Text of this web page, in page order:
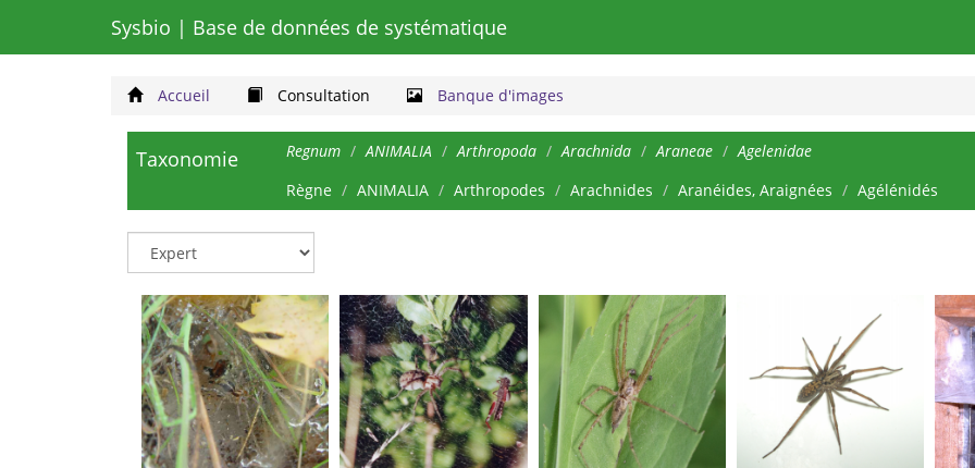
Sysbio | Base de données de systématique
Accueil Consultation Banque d'images
Taxonomie Regnum ANIMALIA Arthropoda Arachnida Araneae
Agelenidae
Règne
ANIMALIA Arthropodes Arachnides Aranéides, Araignées Agélénidés